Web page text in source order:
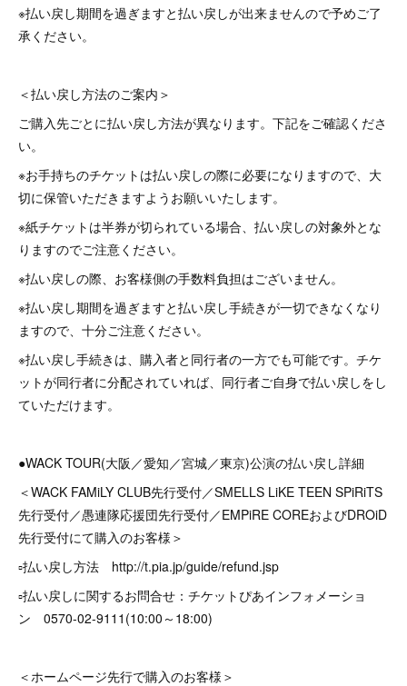
※払い戻し期間を過ぎますと払い戻しが出来ませんので予めご了
承ください。
＜払い戻し方法のご案内＞
ご購入先ごとに払い戻し方法が異なります。下記をご確認くださ
い。
※お手持ちのチケットは払い戻しの際に必要になりますので、大
切に保管いただきますようお願いいたします。
※紙チケットは半券が切られている場合、払い戻しの対象外とな
りますのでご注意ください。
※払い戻しの際、お客様側の手数料負担はございません。
※払い戻し期間を過ぎますと払い戻し手続きが一切できなくなり
ますので、十分ご注意ください。
※払い戻し手続きは、購入者と同行者の一方でも可能です。チケ
ットが同行者に分配されていれば、同行者ご自身で払い戻しをし
ていただけます。
●WACK TOUR(大阪／愛知／宮城／東京)公演の払い戻し詳細
＜WACK FAMiLY CLUB先行受付／SMELLS LiKE TEEN SPiRiTS
先行受付／愚連隊応援団先行受付／EMPiRE COREおよびDROiD
先行受付にて購入のお客様＞
▫️払い戻し方法 http://t.pia.jp/guide/refund.jsp
▫️払い戻しに関するお問合せ：チケットぴあインフォメーショ
ン 0570-02-9111(10:00～18:00)
＜ホームページ先行で購入のお客様＞